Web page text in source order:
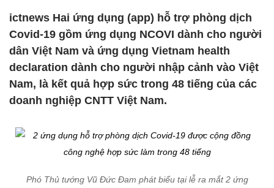
ictnews Hai ứng dụng (app) hỗ trợ phòng dịch
Covid-19 gồm ứng dụng NCOVI dành cho người
dân Việt Nam và ứng dụng Vietnam health
declaration dành cho người nhập cảnh vào Việt
Nam, là kết quả hợp sức trong 48 tiếng của các
doanh nghiệp CNTT Việt Nam.
Phó Thủ tướng Vũ Đức Đam phát biểu tại lễ ra mắt 2 ứng